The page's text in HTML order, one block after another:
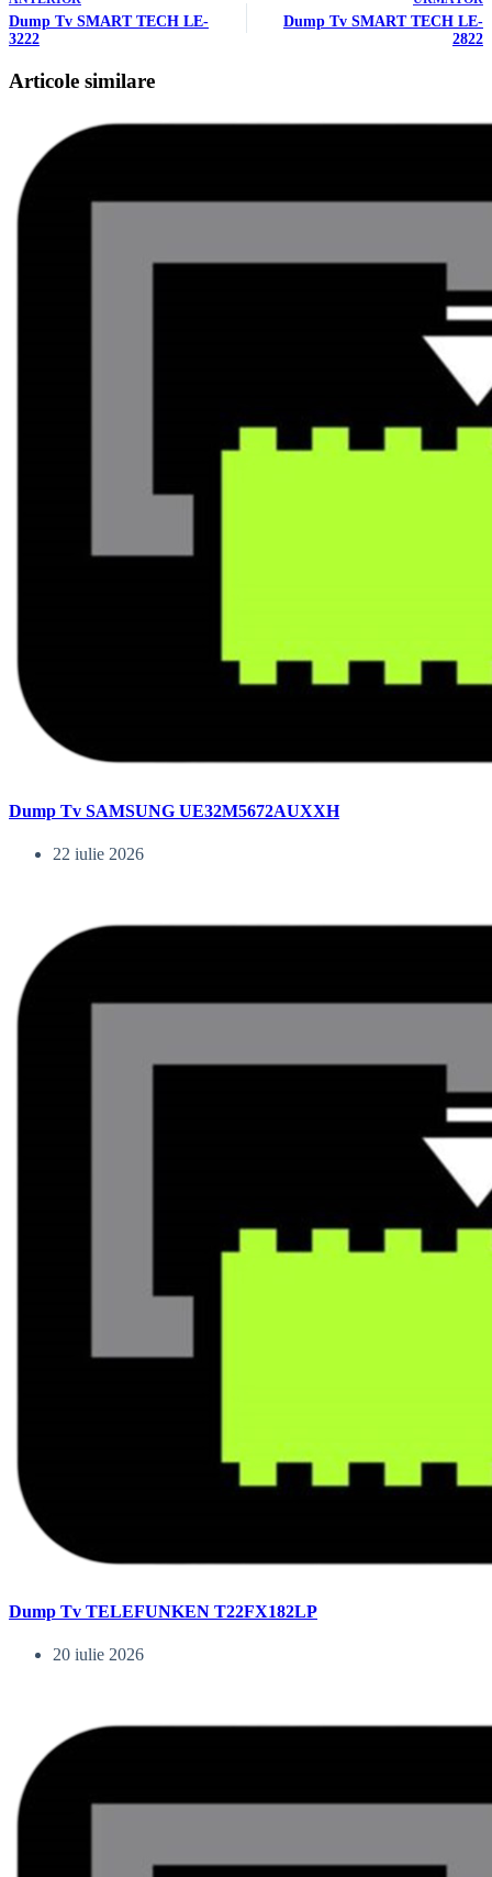
Dump Tv SMART TECH LE-
3222
Dump Tv SMART TECH LE-
2822
Articole similare
Dump Tv SAMSUNG UE32M5672AUXXH
22 iulie 2026
Dump Tv TELEFUNKEN T22FX182LP
20 iulie 2026